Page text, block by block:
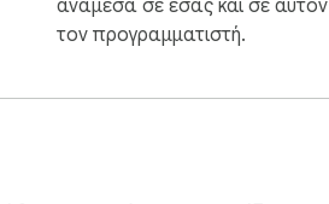
ανάμεσα σε εσάς και σε αυτόν
τον προγραμματιστή.